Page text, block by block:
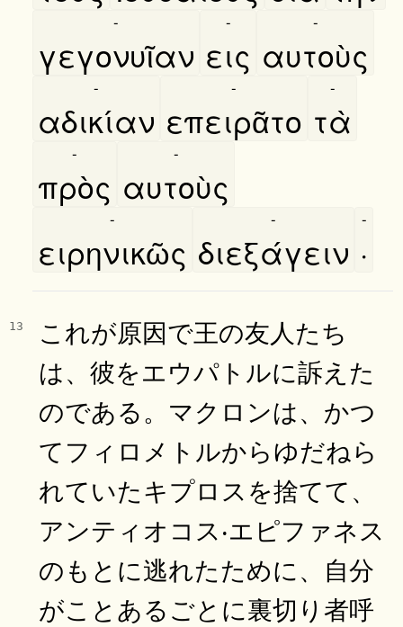
γεγονυῖαν
-
εις
-
αυτοὺς
-
αδικίαν
-
επειρᾶτο
-
τὰ
-
πρὸς
-
αυτοὺς
-
ειρηνικῶς
-
διεξάγειν
-
·
-
13
これが原因で王の友人たち
は、彼をエウパトルに訴えた
のである。マクロンは、かつ
てフィロメトルからゆだねら
れていたキプロスを捨てて、
アンティオコス‧エピファネス
のもとに逃れたために、自分
がことあるごとに裏切り者呼